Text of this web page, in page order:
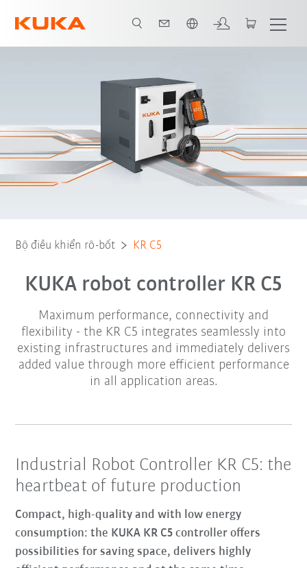
Download
Bộ điều khiển rô-bốt KR C5
KUKA robot controller KR C5
Maximum performance, connectivity and
flexibility - the KR C5 integrates seamlessly into
existing infrastructures and immediately delivers
added value through more efficient performance
in all application areas.
Industrial Robot Controller KR C5: the
heartbeat of future production
Compact, high-quality and with low energy
consumption: the KUKA KR C5 controller offers
possibilities for saving space, delivers highly